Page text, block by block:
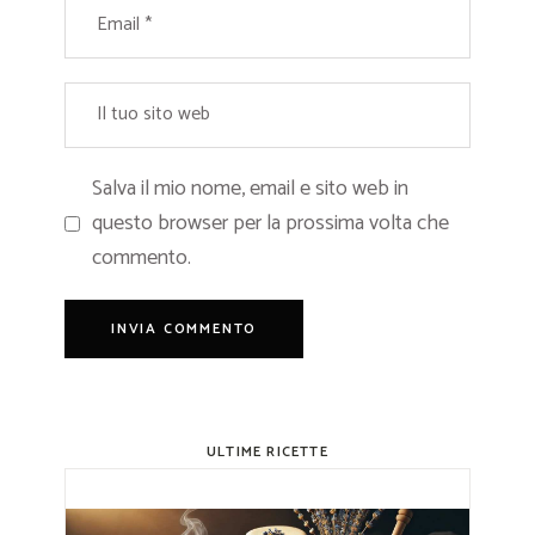
Salva il mio nome, email e sito web in
questo browser per la prossima volta che
commento.
ULTIME RICETTE